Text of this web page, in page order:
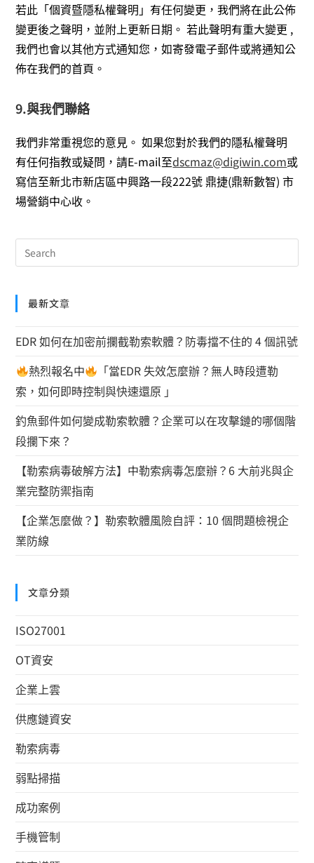
若此「個資暨隱私權聲明」有任何變更，我們將在此公佈
變更後之聲明，並附上更新日期。 若此聲明有重大變更 ,
我們也會以其他方式通知您，如寄發電子郵件或將通知公
佈在我們的首頁。
9.與我們聯絡
我們非常重視您的意見。 如果您對於我們的隱私權聲明
有任何指教或疑問，請E-mail至dscmaz@digiwin.com或
寫信至新北市新店區中興路一段222號 鼎捷(鼎新數智) 市
場營銷中心收。
最新文章
EDR 如何在加密前攔截勒索軟體？防毒擋不住的 4 個訊號
熱烈報名中
「當EDR 失效怎麼辦？無人時段遭勒
索，如何即時控制與快速還原 」
釣魚郵件如何變成勒索軟體？企業可以在攻擊鏈的哪個階
段攔下來？
【勒索病毒破解方法】中勒索病毒怎麼辦？6 大前兆與企
業完整防禦指南
【企業怎麼做？】勒索軟體風險自評：10 個問題檢視企
業防線
文章分類
ISO27001
OT資安
企業上雲
供應鏈資安
勒索病毒
弱點掃描
成功案例
手機管制